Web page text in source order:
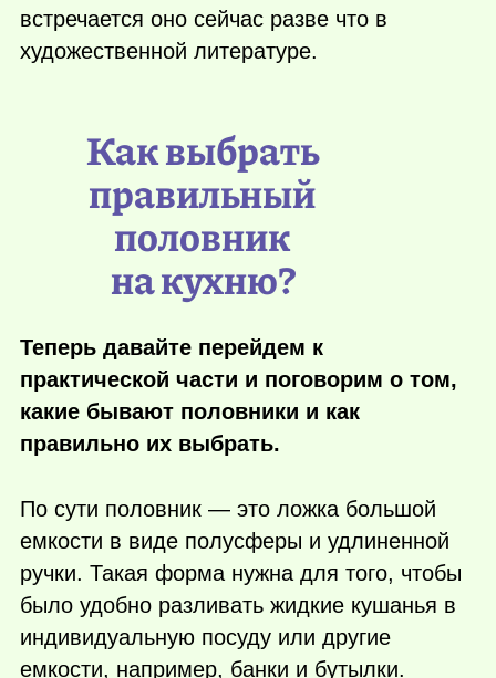
встречается оно сейчас разве что в
художественной литературе.
Как выбрать
правильный
половник
на кухню?
Теперь давайте перейдем к
практической части и поговорим о том,
какие бывают половники и как
правильно их выбрать.
По сути половник — это ложка большой
емкости в виде полусферы и удлиненной
ручки. Такая форма нужна для того, чтобы
было удобно разливать жидкие кушанья в
индивидуальную посуду или другие
емкости, например, банки и бутылки.